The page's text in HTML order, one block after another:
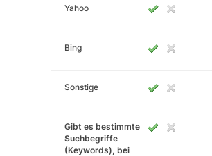
Yahoo
Bing
Sonstige
Gibt es bestimmte
Suchbegriffe
(Keywords), bei